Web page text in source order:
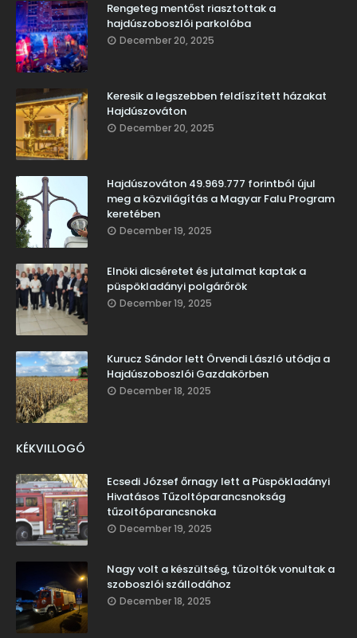
Rengeteg mentőst riasztottak a
hajdúszoboszlói parkolóba
December 20, 2025
Keresik a legszebben feldíszített házakat
Hajdúszováton
December 20, 2025
Hajdúszováton 49.969.777 forintból újul
meg a közvilágítás a Magyar Falu Program
keretében
December 19, 2025
Elnöki dicséretet és jutalmat kaptak a
püspökladányi polgárőrök
December 19, 2025
Kurucz Sándor lett Örvendi László utódja a
Hajdúszoboszlói Gazdakörben
December 18, 2025
KÉKVILLOGÓ
Ecsedi József őrnagy lett a Püspökladányi
Hivatásos Tűzoltóparancsnokság
tűzoltóparancsnoka
December 19, 2025
Nagy volt a készültség, tűzoltók vonultak a
szoboszlói szállodához
December 18, 2025